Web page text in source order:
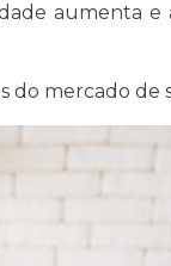
aumenta e
do mercado de